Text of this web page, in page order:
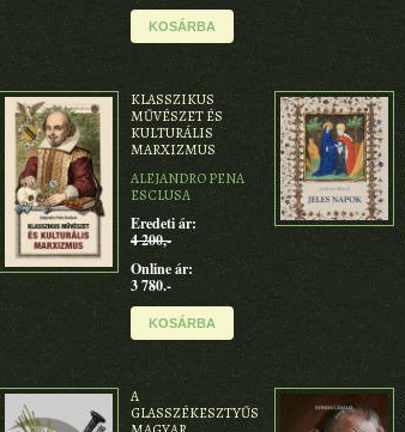
KOSÁRBA
KLASSZIKUS
MŰVÉSZET ÉS
KULTURÁLIS
MARXIZMUS
ALEJANDRO PENA
ESCLUSA
Eredeti ár:
4 200,-
Online ár:
3 780.-
KOSÁRBA
A
GLASSZÉKESZTYŰS